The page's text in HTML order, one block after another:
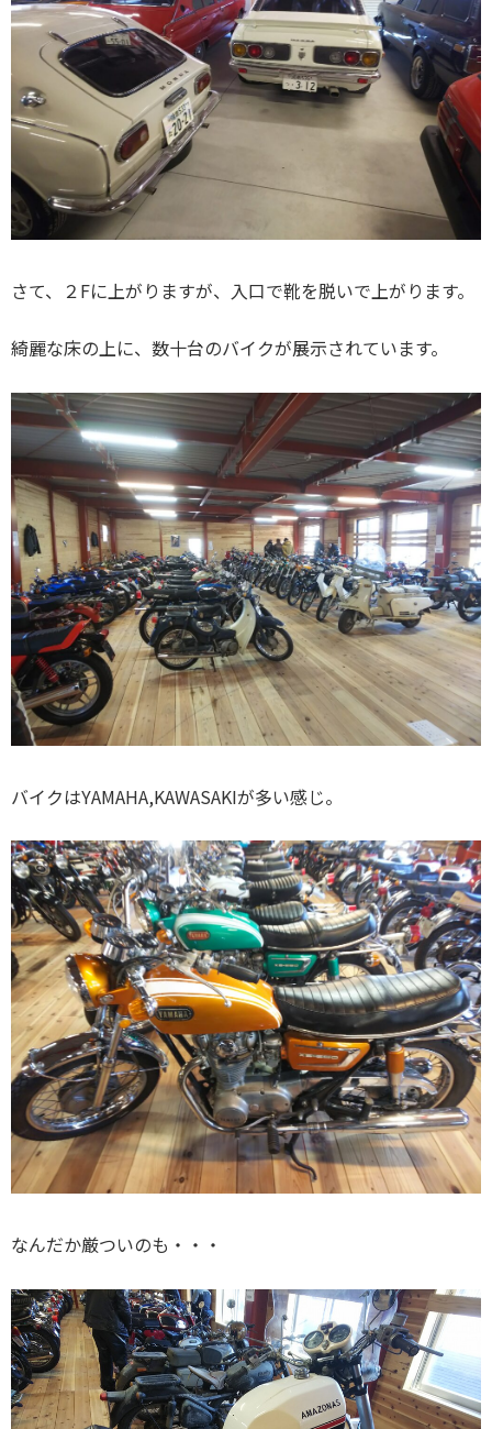
さて、２Fに上がりますが、入口で靴を脱いで上がります。
綺麗な床の上に、数十台のバイクが展示されています。
バイクはYAMAHA,KAWASAKIが多い感じ。
なんだか厳ついのも・・・